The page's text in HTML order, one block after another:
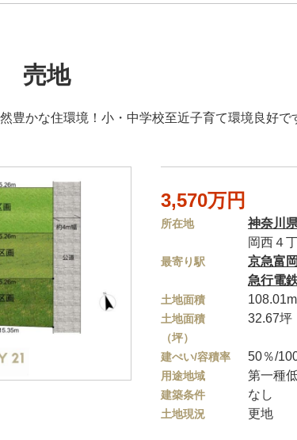
売地
豊かな住環境！小・中学校至近子育て環境良好で
3,570万円
所在地 神奈川
岡西４
最寄り駅 京急富
急行電
土地面積
土地面積
（坪）
32.67坪
建ぺい/容積率 50％/
用途地域 第一種
建築条件 なし
土地現況 更地